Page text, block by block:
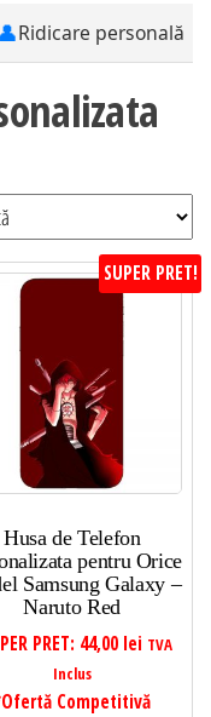
👤Ridicare personală
SUPER PRET!
Husa de Telefon
pentru Orice
Samsung Galaxy –
Naruto Red
PRET: 44,00 lei TVA
Inclus
Competitivă